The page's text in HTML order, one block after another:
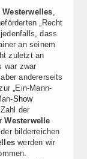
Westerwelles,
„Recht
dass
an seinem
zuletzt an
war zwar
andererseits
„Ein-Mann-
Show
der
Westerwelle
bilderreichen
werden wir